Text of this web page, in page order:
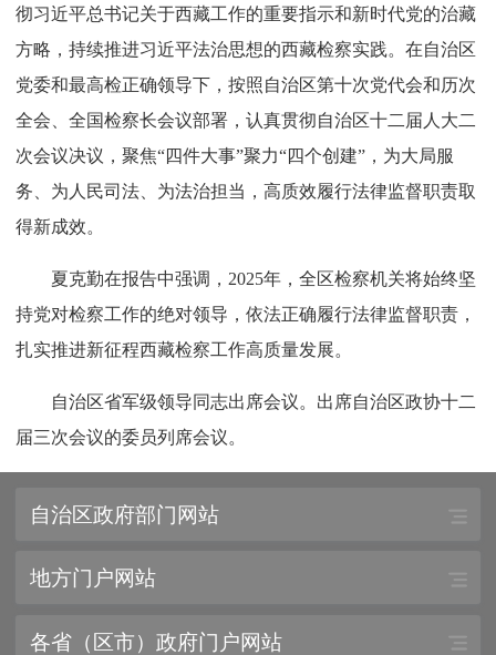
彻习近平总书记关于西藏工作的重要指示和新时代党的治藏
方略，持续推进习近平法治思想的西藏检察实践。在自治区
党委和最高检正确领导下，按照自治区第十次党代会和历次
全会、全国检察长会议部署，认真贯彻自治区十二届人大二
次会议决议，聚焦“四件大事”聚力“四个创建”，为大局服
务、为人民司法、为法治担当，高质效履行法律监督职责取
得新成效。
夏克勤在报告中强调，2025年，全区检察机关将始终坚
持党对检察工作的绝对领导，依法正确履行法律监督职责，
扎实推进新征程西藏检察工作高质量发展。
自治区省军级领导同志出席会议。出席自治区政协十二
届三次会议的委员列席会议。
自治区政府部门网站
地方门户网站
各省（区市）政府门户网站